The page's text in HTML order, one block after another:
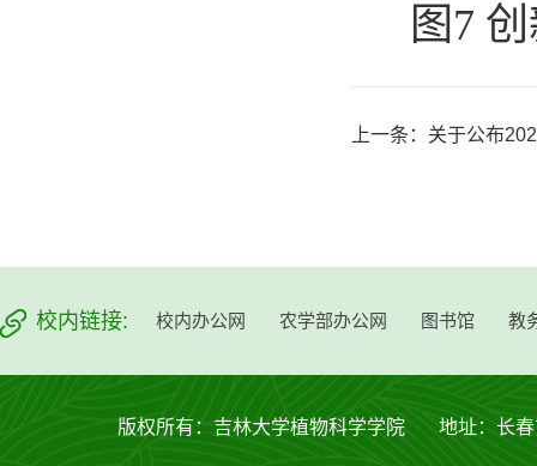
图7
上一条： 关于公布
校内链接: 校内办公网 农学部办公网 图书馆 教
版权所有：吉林大学植物科学学院 地址：长